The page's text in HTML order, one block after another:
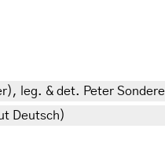
leg. & det. Peter
Deutsch)